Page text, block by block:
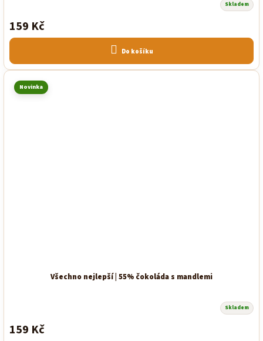
produktu
je
5,0
5
hvězdiček.
Skladem
159 Kč
Do košíku
Novinka
Všechno nejlepší | 55% čokoláda s mandlemi
Skladem
159 Kč